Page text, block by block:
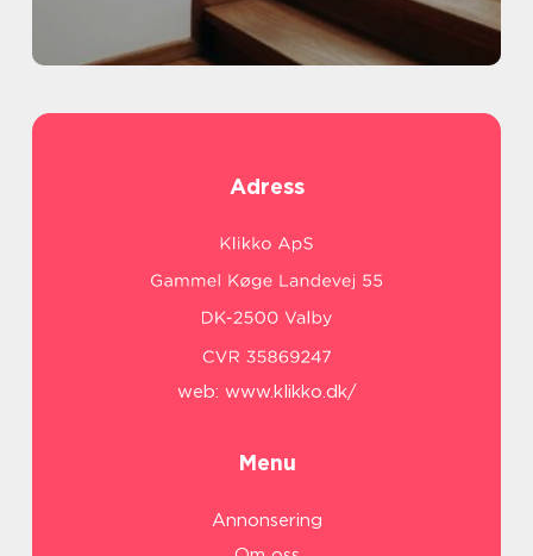
Adress
web: www.klikko.dk/
Menu
Annonsering